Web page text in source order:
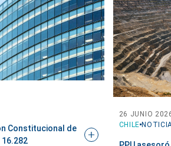
Constitucional de
16.282
CHILE
26 JUNIO